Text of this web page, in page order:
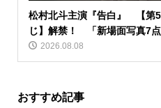
松村北斗主演『告白』 【第
じ】解禁！ 「新場面写真7点
2026.08.08
おすすめ記事